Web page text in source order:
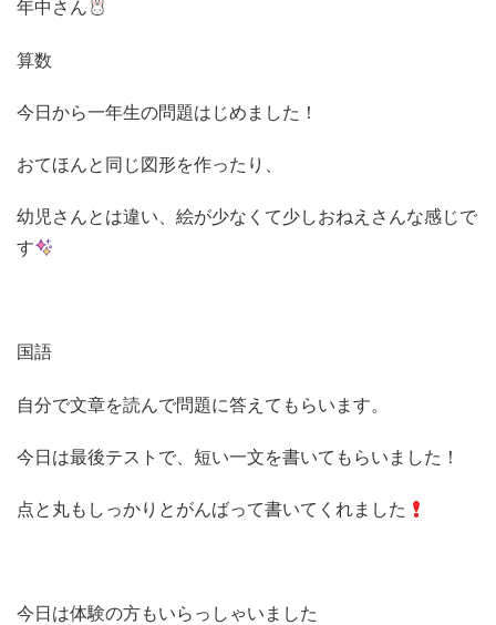
年中さん
算数
今日から一年生の問題はじめました！
おてほんと同じ図形を作ったり、
幼児さんとは違い、絵が少なくて少しおねえさんな感じで
す
国語
自分で文章を読んで問題に答えてもらいます。
今日は最後テストで、短い一文を書いてもらいました！
点と丸もしっかりとがんばって書いてくれました
今日は体験の方もいらっしゃいました